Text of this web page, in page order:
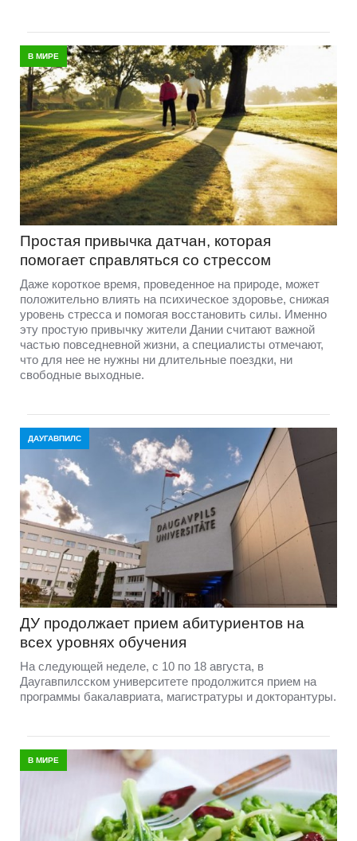
В МИРЕ
Простая привычка датчан, которая
помогает справляться со стрессом
Даже короткое время, проведенное на природе, может
положительно влиять на психическое здоровье, снижая
уровень стресса и помогая восстановить силы. Именно
эту простую привычку жители Дании считают важной
частью повседневной жизни, а специалисты отмечают,
что для нее не нужны ни длительные поездки, ни
свободные выходные.
ДАУГАВПИЛС
ДУ продолжает прием абитуриентов на
всех уровнях обучения
На следующей неделе, с 10 по 18 августа, в
Даугавпилсском университете продолжится прием на
программы бакалавриата, магистратуры и докторантуры.
В МИРЕ